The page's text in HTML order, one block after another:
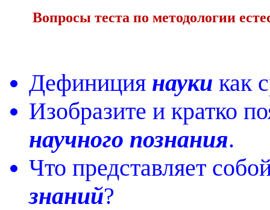
Вопросы теста по методологии
Дефиниция науки как
Изобразите и кратко
научного познания.
Что представляет
знаний?